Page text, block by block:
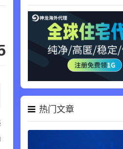
热门文章